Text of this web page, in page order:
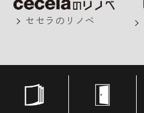
セセラのリノベ